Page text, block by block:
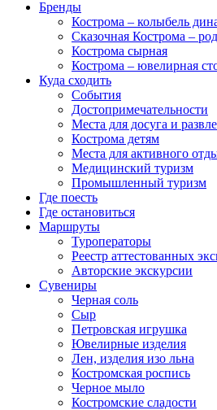
Бренды
Кострома – колыбель
Сказочная Кострома –
Кострома сырная
Кострома – ювелирная
Куда сходить
События
Достопримечательности
Места для досуга и
Кострома детям
Места для активного
Медицинский туризм
Промышленный туризм
Где поесть
Где остановиться
Маршруты
Туроператоры
Реестр аттестованных
Авторские экскурсии
Сувениры
Черная соль
Сыр
Петровская игрушка
Ювелирные изделия
Лен, изделия изо льна
Костромская роспись
Черное мыло
Костромские сладости